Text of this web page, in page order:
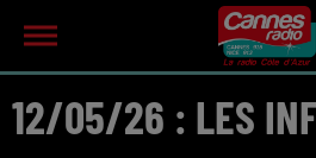
12/05/26 : LES